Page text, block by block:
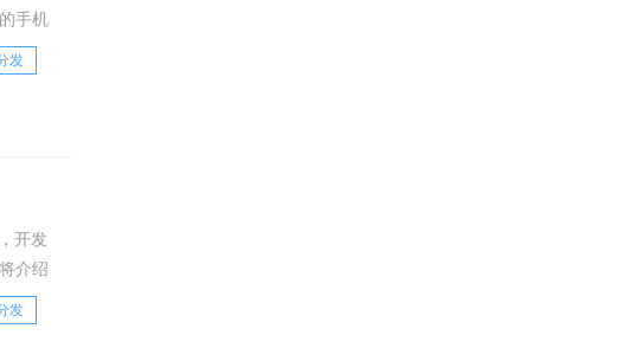
手机
程序
发
开发
介绍
用
发